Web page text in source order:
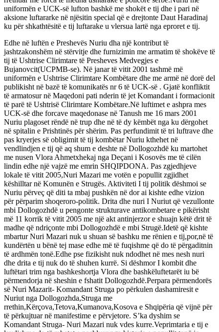
uniformën e UCK-së lufton bashkë me shokët e tij dhe i pari në
aksione luftararke në njësitin special që e drejtonte Daut Haradinaj
ku për shkathtësitë e tij luftarake u vlersua lartë nga eproret e tij.
Edhe në luftën e Preshevës Nuriu dha një kontribut të
jashtzakonshëm në stërvitje dhe furnizimin me armatim të shokëve të
tij të Ushtrise Clirimtare të Presheves Medvegjes e
Bujanovcit(UCPMB-se). Në janar të vitit 2001 tashmë më
uniformën e Ushtrise Clirimtare Kombëtare dhe me armë në dorë del
publikisht në bazë të komunikatës nr 6 të UCK-së . Gjatë konfliktit
të armatosur në Maqedoni pati nderin të jet Komandant i formacionit
të parë të Ushtrisë Clirimtare Kombëtare.Në luftimet e ashpra mes
UCK-së dhe forcave maqedonase në Tanush me 16 mars 2001
Nuriu plagoset rëndë në trup dhe në të dy këmbët nga ku dërgohet
në spitalin e Prishtinës për shërim. Pas perfundimit të tri luftrave dhe
pas kryerjes së obligimit të tij kombëtar Nuriu kthehet në
vendlindjen e tij që aq shum e deshte në Dollogozhdë ku martohet
me nusen Vlora Ahmetxhekaj nga Deçani i Kosovës me të cilën
lindin edhe një vajzë me emrin SHQIPDONA. Pas zgjedhjeve
lokale të vitit 2005,Nuri Mazari me votën e popullit zgjidhet
këshilltar në Komunën e Strugës. Aktiviteti I tij politik dëshmoi se
Nuriu përveç që diti ta mbaj pushkën në dor ai kishte edhe vizion
për përparim shoqeroro-politik. Drita dhe nuri I Nuriut që vezullonte
mbi Dollogozhdë u pengonte strukturave antikombetare e pikërisht
më 11 korrik të vitit 2005 me një akt antinjerzor e shuajn këtë drit të
madhe që ndriçonte mbi Dollogozhdë e mbi Strugë.Idetë që kishte
mbartur Nuri Mazari nuk u shuan së bashku me rënien e tij,por,në të
kundërtën u bënë tej mase edhe më të fuqishme që do të përgaditnin
të ardhmën tonë.Edhe pse fizikisht nuk ndodhet në mes nesh nuri
dhe drita e tij nuk do të shuhen kurrë. Si dëshmor I kombit dhe
luftëtari trim nga bashkeshortja Vlora dhe bashkëluftetarët iu bë
përmendorja në sheshin e fshatit Dollogozhdë.Perpara përmendorës
së Nuri Mazarit- Komandant Struga po përkulen dashamiresit e
Nuriut nga Dollogozhda,Struga me
rrethin,Kërçova,Tetova,Kumanova,Kosova e Shqipëria që vijnë për
të përkujtuar në manifestime e përvjetore. S’ka dyshim se
Komandant Struga- Nuri Mazari nuk vdes kurre.Veprimtaria e tij e